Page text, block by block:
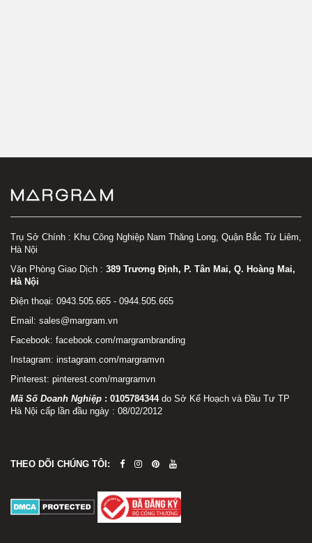
Trụ Sở Chính : Khu Công Nghiệp Nam Thăng Long, Quận Bắc Từ Liêm,
Hà Nội
Văn Phòng Giao Dịch : 389 Trương Định, P. Tân Mai, Q. Hoàng Mai,
Hà Nội
Điện thoại: 0943.505.665 - 0944.505.665
Email: sales@margram.vn
Facebook: facebook.com/margrambranding
Instagram: instagram.com/margramvn
Pinterest: pinterest.com/margramvn
Mã Số Doanh Nghiệp : 0105784344do Sở Kế Hoạch và Đầu Tư TP
Hà Nội cấp lần đầu ngày : 08/02/2012
THEO DÕI CHÚNG TÔI: